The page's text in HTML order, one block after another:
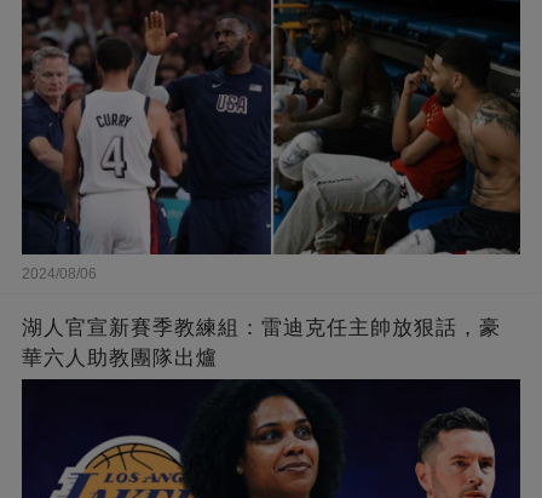
2024/08/06
湖人官宣新賽季教練組：雷迪克任主帥放狠話，豪
華六人助教團隊出爐